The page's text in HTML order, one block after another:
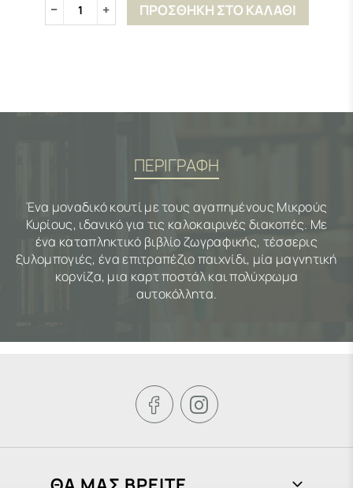
1 ΠΡΟΣΘΗΚΗ ΣΤΟ ΚΑΛΑΘΙ
ΠΕΡΙΓΡΑΦΗ
Ένα μοναδικό κουτί με τους αγαπημένους Μικρούς
Κυρίους, ιδανικό για τις καλοκαιρινές διακοπές. Με
ένα καταπληκτικό βιβλίο ζωγραφικής, τέσσερις
ξυλομπογιές, ένα επιτραπέζιο παιχνίδι, μία μαγνητική
κορνίζα, μια καρτ ποστάλ και πολύχρωμα
αυτοκόλλητα.
 